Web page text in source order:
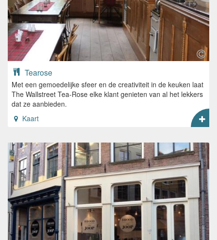
Tearose
Met een gemoedelijke sfeer en de creativiteit in de keuken laat
The Wallstreet Tea-Rose elke klant genieten van al het lekkers
dat ze aanbieden.
Kaart